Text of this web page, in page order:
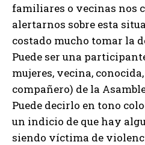
familiares o vecinas nos
alertarnos sobre esta
costado mucho tomar la
Puede ser una
mujeres, vecina,
compañero) de la
Puede decirlo en tono
un indicio de que hay
siendo víctima de